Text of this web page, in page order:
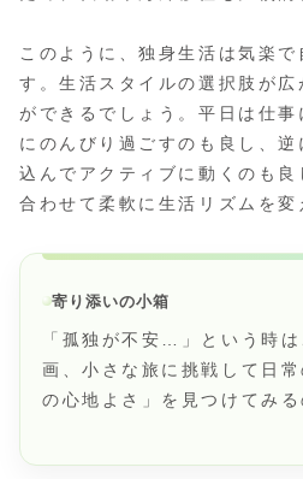
このように、独身生活は気楽
す。生活スタイルの選択肢が
ができるでしょう。平日は仕
にのんびり過ごすのも良し、
込んでアクティブに動くのも良
合わせて柔軟に生活リズムを変
寄り添いの小箱
「孤独が不安…」という時
画、小さな旅に挑戦して日
の心地よさ」を見つけてみる